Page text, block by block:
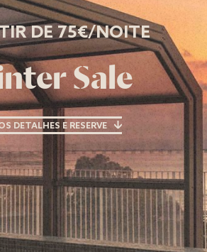
DE 75€/NOITE
Sale
DETALHES E RESERVE